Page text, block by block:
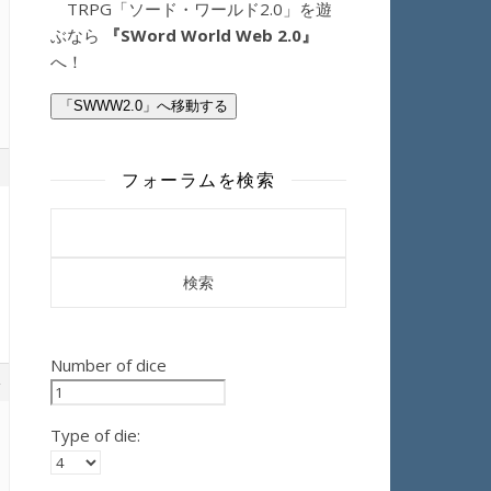
TRPG「ソード・ワールド2.0」を遊
ぶなら
『SWord World Web 2.0』
へ！
「SWWW2.0」へ移動する
フォーラムを検索
Number of dice
Type of die: